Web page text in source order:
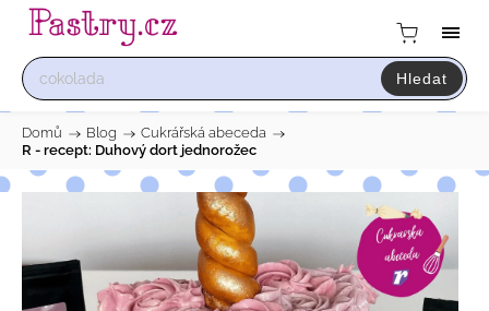
Hledat
Domů / Blog / Cukrářská abeceda /
R - recept: Duhový dort jednorožec